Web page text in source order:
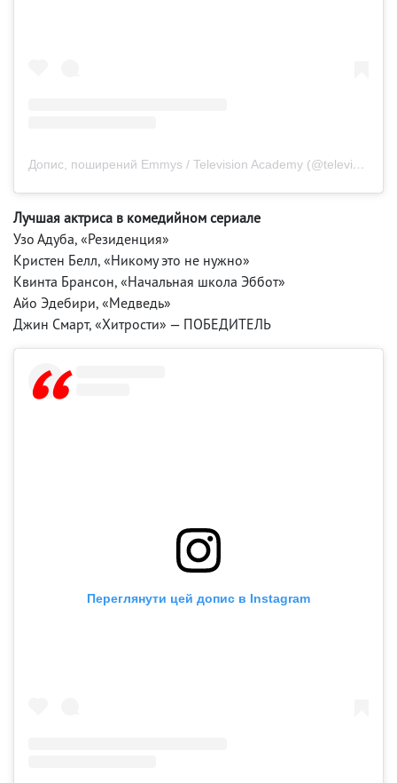
Допис, поширений Emmys / Television Academy (@televisionacad)
Лучшая актриса в комедийном сериале
Узо Адуба, «Резиденция»
Кристен Белл, «Никому это не нужно»
Квинта Брансон, «Начальная школа Эббот»
Айо Эдебири, «Медведь»
Джин Смарт, «Хитрости» — ПОБЕДИТЕЛЬ
Переглянути цей допис в Instagram